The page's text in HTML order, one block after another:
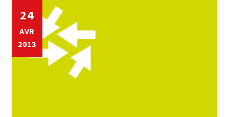
24
AVR
2013